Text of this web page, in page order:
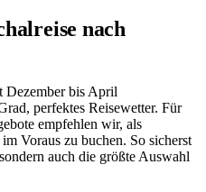
nach
Dezember bis April
perfektes Reisewetter. Für
empfehlen wir, als
Voraus zu buchen. So sicherst
auch die größte Auswahl